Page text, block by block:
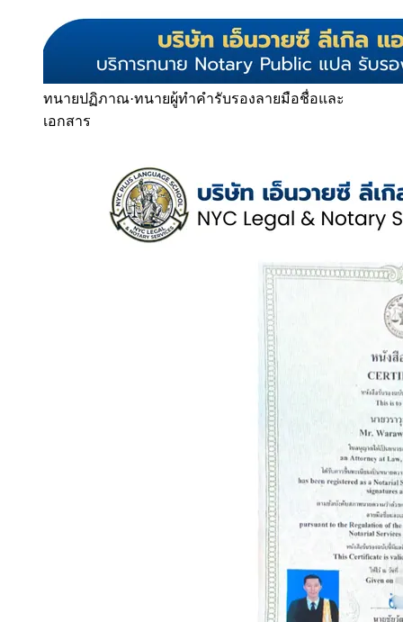
ทนายปฏิภาณ·ทนายผู้ทำคำรับรองลายมือชื่อและ
เอกสาร